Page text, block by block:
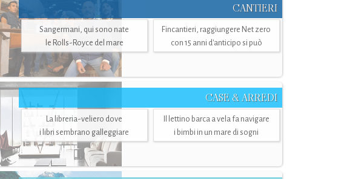
CANTIERI
Sangermani, qui sono nate
le Rolls-Royce del mare
Fincantieri, raggiungere Net zero
con 15 anni d'anticipo si può
CASE & ARREDI
La libreria-veliero dove
i libri sembrano galleggiare
Il lettino barca a vela fa navigare
i bimbi in un mare di sogni